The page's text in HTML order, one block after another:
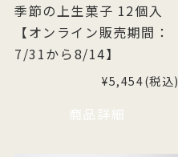
季節の上生菓子 12個入
【オンライン販売期間：
7/31から8/14】
¥5,454(税込)
商品詳細